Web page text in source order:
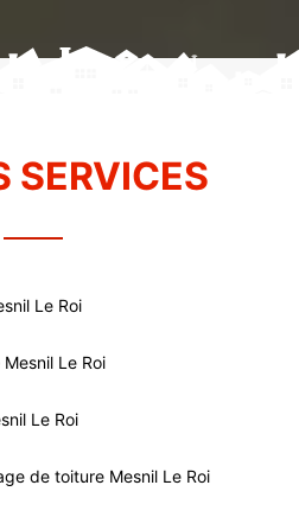
SERVICES
Le Roi
Le Roi
Le Roi
de toiture Mesnil Le Roi